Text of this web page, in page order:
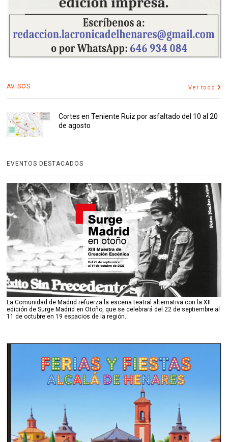
AVISOS Ver todo
Cortes en Teniente Ruiz por asfaltado del 10 al 20
de agosto
EVENTOS DESTACADOS
La Comunidad de Madrid refuerza la escena teatral alternativa con la XII
edición de Surge Madrid en Otoño, que se celebrará del 22 de septiembre al
11 de octubre en 19 espacios de la región.